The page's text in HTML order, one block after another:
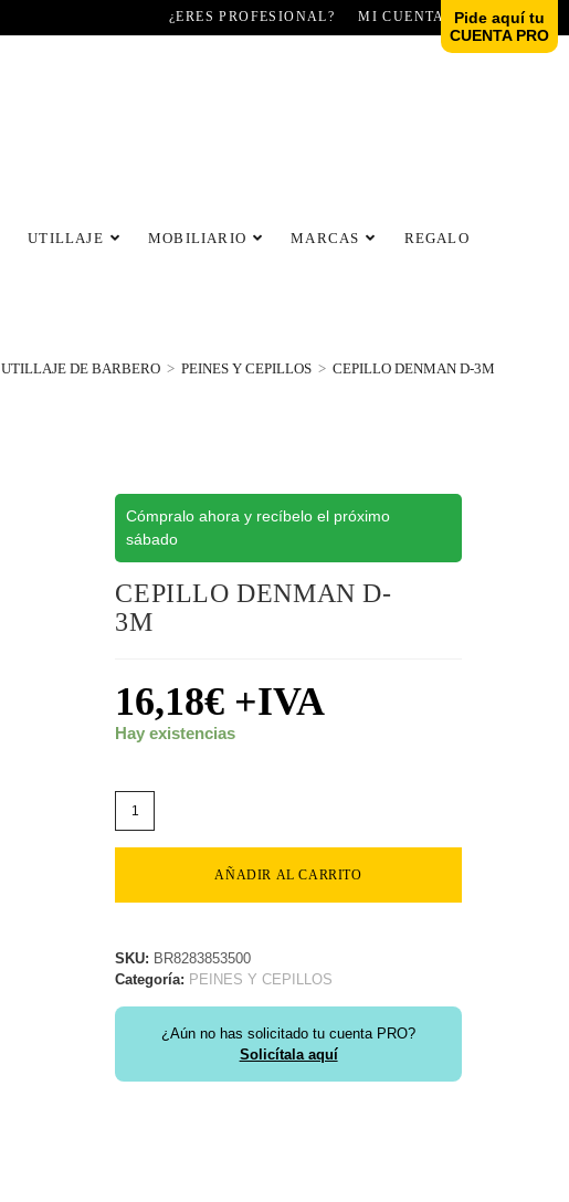
¿ERES PROFESIONAL? MI CUENTA
UTILLAJE MOBILIARIO MARCAS REGALO
UTILLAJE DE BARBERO > PEINES Y CEPILLOS > CEPILLO DENMAN D-3M
Cómpralo ahora y recíbelo el próximo
sábado
CEPILLO DENMAN D-
3M
16,18€ +IVA
Hay existencias
AÑADIR AL CARRITO
SKU: BR8283853500
Categoría: PEINES Y CEPILLOS
¿Aún no has solicitado tu cuenta PRO?
Solicítala aquí
Pide aquí tu
CUENTA PRO